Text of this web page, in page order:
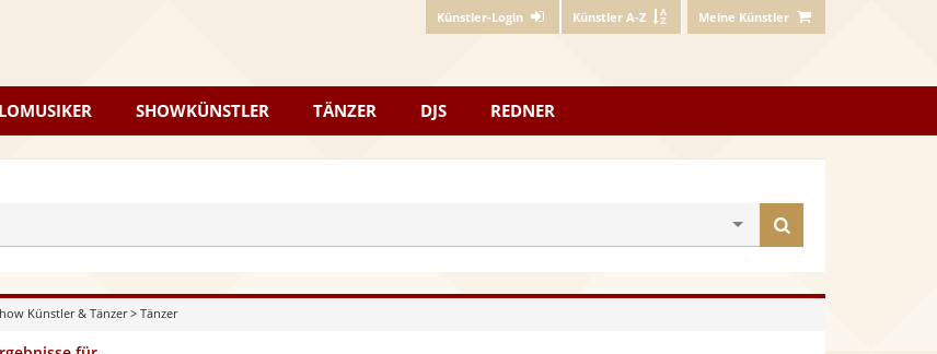
Künstler-Login Künstler A-Z Meine Künstler
SHOWKÜNSTLER TÄNZER DJS REDNER
finden
Künstler & Tänzer> Tänzer